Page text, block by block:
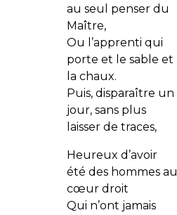
au seul penser du
Maître,
Ou l’apprenti qui
porte et le sable et
la chaux.
Puis, disparaître un
jour, sans plus
laisser de traces,
Heureux d’avoir
été des hommes au
cœur droit
Qui n’ont jamais